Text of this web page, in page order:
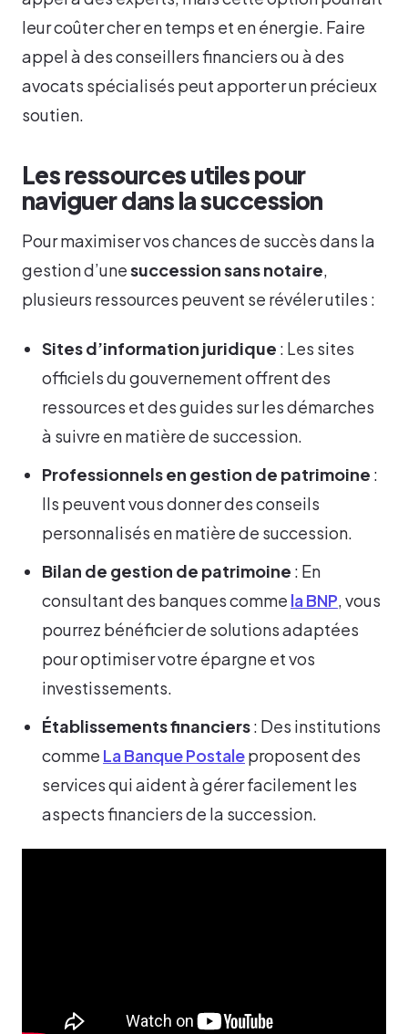
leur coûter cher en temps et en énergie. Faire
appel à des conseillers financiers ou à des
avocats spécialisés peut apporter un précieux
soutien.
Les ressources utiles pour
naviguer dans la succession
Pour maximiser vos chances de succès dans la
gestion d’unesuccession sans notaire,
plusieurs ressources peuvent se révéler utiles :
Sites d’information juridique : Les sites
officiels du gouvernement offrent des
ressources et des guides sur les démarches
à suivre en matière de succession.
Professionnels en gestion de patrimoine :
Ils peuvent vous donner des conseils
personnalisés en matière de succession.
Bilan de gestion de patrimoine : En
consultant des banques comme la BNP, vous
pourrez bénéficier de solutions adaptées
pour optimiser votre épargne et vos
investissements.
Établissements financiers: Des institutions
comme La Banque Postaleproposent des
services qui aident à gérer facilement les
aspects financiers de la succession.